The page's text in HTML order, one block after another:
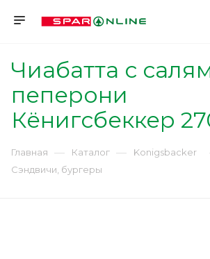
Чиабатта с
пеперони
Кёнигсбеккер
Главная — Каталог — Konigsbacker
Сэндвичи, бургеры